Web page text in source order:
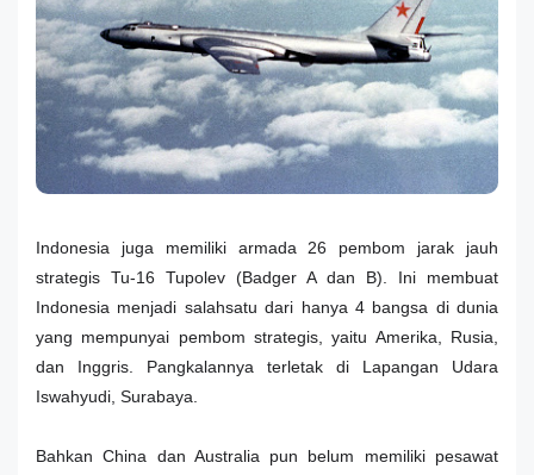
Indonesia juga memiliki armada 26 pembom jarak jauh
strategis Tu-16 Tupolev (Badger A dan B). Ini membuat
Indonesia menjadi salahsatu dari hanya 4 bangsa di dunia
yang mempunyai pembom strategis, yaitu Amerika, Rusia,
dan Inggris. Pangkalannya terletak di Lapangan Udara
Iswahyudi, Surabaya.
Bahkan China dan Australia pun belum memiliki pesawat